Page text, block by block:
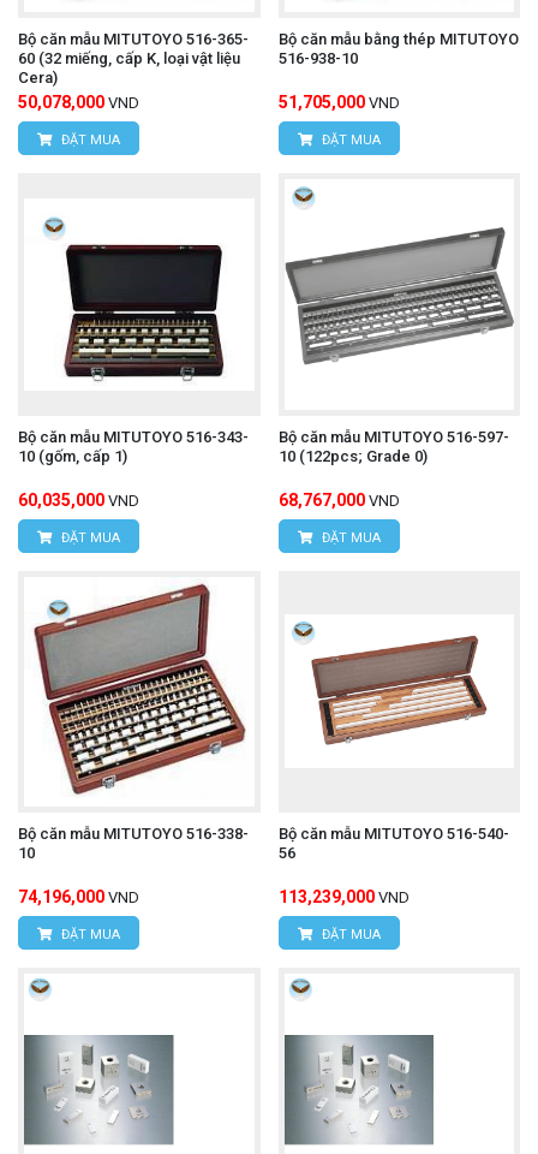
Bộ căn mẫu MITUTOYO 516-365-
60 (32 miếng, cấp K, loại vật liệu
Cera)
50,078,000 VND
ĐẶT MUA
Bộ căn mẫu bằng thép MITUTOYO
516-938-10
51,705,000 VND
ĐẶT MUA
Bộ căn mẫu MITUTOYO 516-343-
10 (gốm, cấp 1)
60,035,000 VND
ĐẶT MUA
Bộ căn mẫu MITUTOYO 516-597-
10 (122pcs; Grade 0)
68,767,000 VND
ĐẶT MUA
Bộ căn mẫu MITUTOYO 516-338-
10
74,196,000 VND
ĐẶT MUA
Bộ căn mẫu MITUTOYO 516-540-
56
113,239,000 VND
ĐẶT MUA